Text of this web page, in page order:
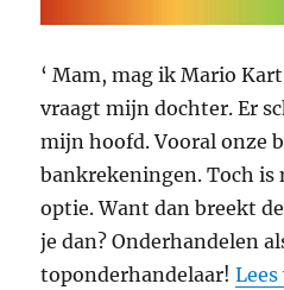
‘ Mam, mag ik Mario Kart
vraagt mijn dochter. Er
mijn hoofd. Vooral onze
bankrekeningen. Toch is
optie. Want dan breekt
je dan? Onderhandelen
toponderhandelaar!